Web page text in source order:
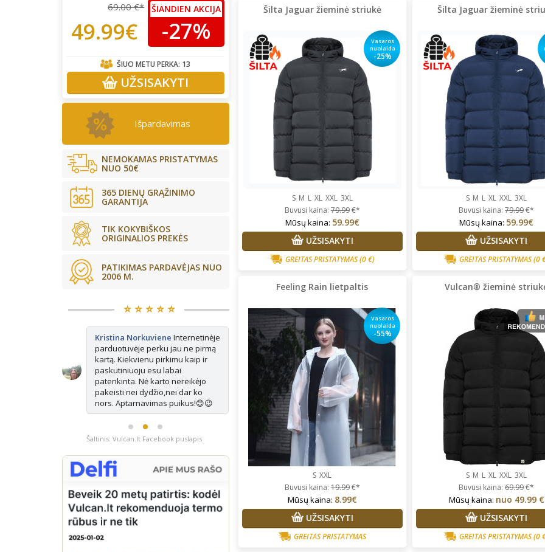
69.00 €*
49.99€
ŠIANDIEN AKCIJA
-27%
ŠIUO METU PERKA: 13
UŽSISAKYTI
Išpardavimas
NEMOKAMAS PRISTATYMAS
NUO 50€
365 DIENŲ GRĄŽINIMO
GARANTIJA
TIK KOKYBIŠKOS
ORIGINALIOS PREKĖS
PATIKIMAS PARDAVĖJAS NUO
2006 M.
⭐️ ⭐️ ⭐️ ⭐️ ⭐️
Kristina Norkuviene Internetinėje
parduotuvėje perku jau ne pirmą
kartą. Kiekvienu pirkimu kaip ir
paskutiniuoju esu labai
patenkinta. Nė karto nereikėjo
pakeisti nei dydžio,nei dar ko
nors. Aptarnavimas puikus!😊😉
Jurgita Starkute Jasinskiene
Malonus bendravimas,greitas
aptarnavimas ,prekes kokybiskos
Vidija Guobaitė
Prekės tikrai
kokybiškos, perku ne vienerius
metus. Tik su dydžiais vis
nepataikiau, bet visada paimu
pora dydžių, vietoje
ir išsirenku kas labiausiai tinka.
Super!
Šaltinis: Vulcan.lt Facebook puslapis
Šilta Jaguar žieminė striukė
Vasaros
nuolaida
-25%
S M L XL XXL 3XL
Buvusi kaina:79.99€*
Mūsų kaina: 59.99€
UŽSISAKYTI
GREITAS PRISTATYMAS(0 €)
Šilta Jaguar žieminė
S M L XL XXL 3XL
Buvusi kaina:79.99€*
Mūsų kaina: 59.99€
UŽSISAKYTI
GREITAS PRISTATYMAS(0
Feeling Rain lietpaltis
Vasaros
nuolaida
-55%
S XXL
Buvusi kaina:19.99€*
Mūsų kaina: 8.99€
UŽSISAKYTI
GREITAS PRISTATYMAS
Vulcan® žieminė
S M L XL XXL 3XL
Buvusi kaina:69.99€*
Mūsų kaina: nuo 49.99 €
UŽSISAKYTI
GREITAS PRISTATYMAS(0